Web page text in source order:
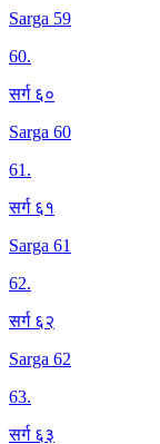
Sarga 59
60.
सर्ग ६०
Sarga 60
61.
सर्ग ६१
Sarga 61
62.
सर्ग ६२
Sarga 62
63.
सर्ग ६३